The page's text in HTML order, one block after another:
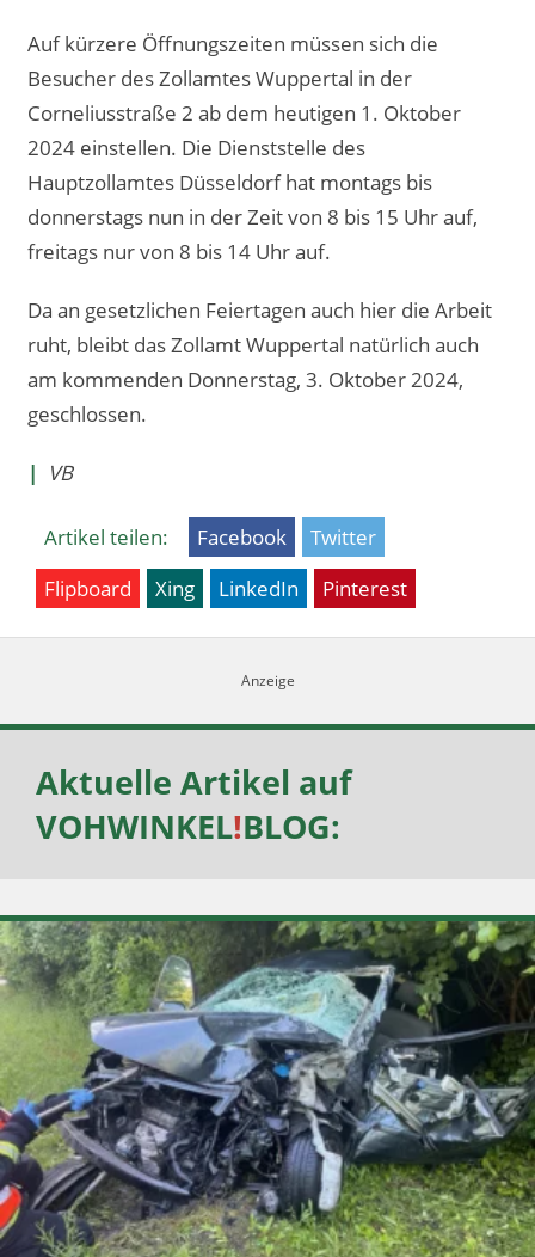
Auf kürzere Öffnungszeiten müssen sich die
Besucher des Zollamtes Wuppertal in der
Corneliusstraße 2 ab dem heutigen 1. Oktober
2024 einstellen. Die Dienststelle des
Hauptzollamtes Düsseldorf hat montags bis
donnerstags nun in der Zeit von 8 bis 15 Uhr auf,
freitags nur von 8 bis 14 Uhr auf.
Da an gesetzlichen Feiertagen auch hier die Arbeit
ruht, bleibt das Zollamt Wuppertal natürlich auch
am kommenden Donnerstag, 3. Oktober 2024,
geschlossen.
| VB
Artikel teilen: Facebook
Twitter
Flipboard
Xing LinkedIn Pinterest
Aktuelle Artikel auf
VOHWINKEL!BLOG: